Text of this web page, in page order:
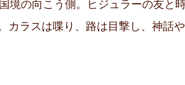
境の向こう側。ヒジュラーの友と
カラスは喋り、路は目撃し、神話や